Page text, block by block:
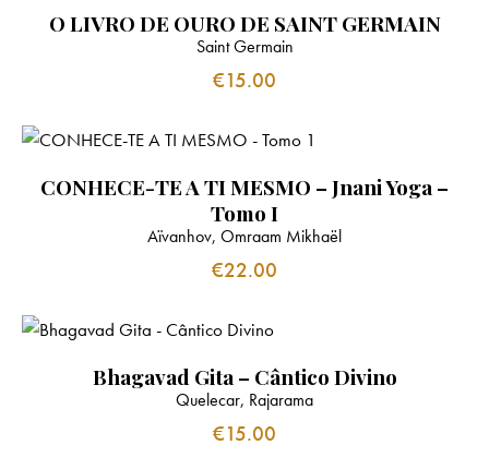
O LIVRO DE OURO DE SAINT GERMAIN
Saint Germain
€15.00
CONHECE-TE A TI MESMO – Jnani Yoga –
Tomo I
Aïvanhov, Omraam Mikhaël
€22.00
Bhagavad Gita – Cântico Divino
Quelecar, Rajarama
€15.00